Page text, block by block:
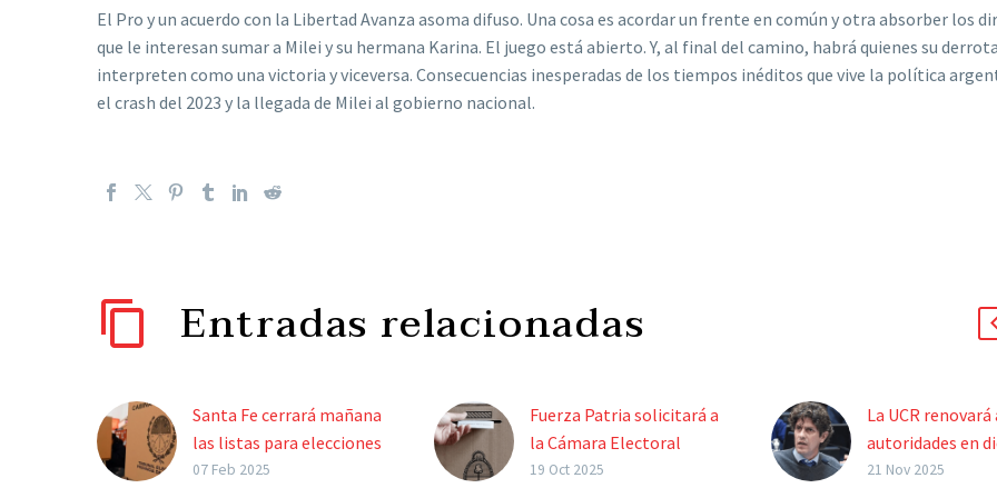
El Pro y un acuerdo con la Libertad Avanza asoma difuso. Una cosa es acordar un frente en común y otra absorber los
que le interesan sumar a Milei y su hermana Karina. El juego está abierto. Y, al final del camino, habrá quienes su
interpreten como una victoria y viceversa. Consecuencias inesperadas de los tiempos inéditos que vive la política
el crash del 2023 y la llegada de Milei al gobierno nacional.
Entradas relacionadas
Santa Fe cerrará mañana
las listas para elecciones
locales y reforma
07 Feb 2025
Fuerza Patria solicitará a
la Cámara Electoral
Nacional que el Gobierno
19 Oct 2025
La UCR renovará
autoridades en
Lousteau no
21 Nov 2025